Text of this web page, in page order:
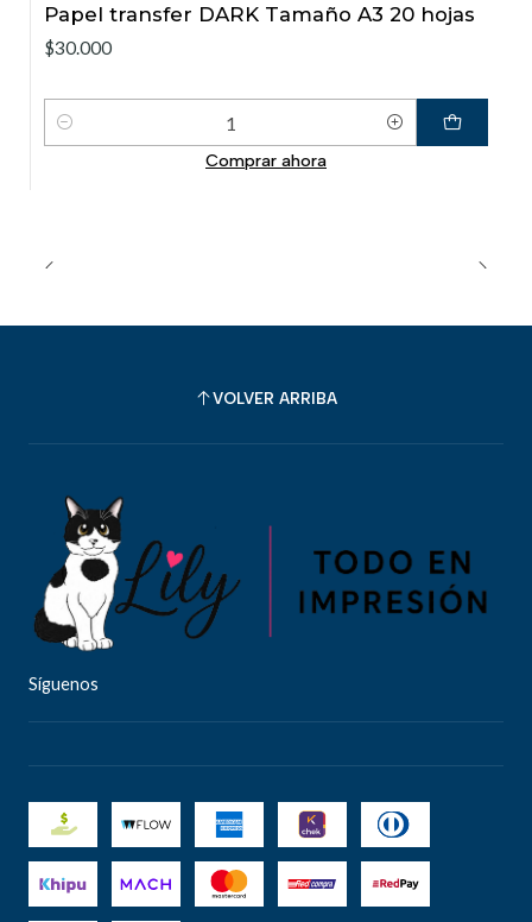
Papel transfer DARK Tamaño A3 20 hojas
$30.000
Cantidad
Comprar ahora
VOLVER ARRIBA
Síguenos